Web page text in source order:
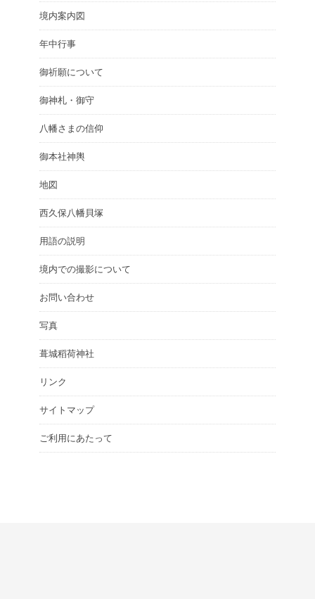
境内案内図
年中行事
御祈願について
御神札・御守
八幡さまの信仰
御本社神輿
地図
西久保八幡貝塚
用語の説明
境内での撮影について
お問い合わせ
写真
葺城稻荷神社
リンク
サイトマップ
ご利用にあたって